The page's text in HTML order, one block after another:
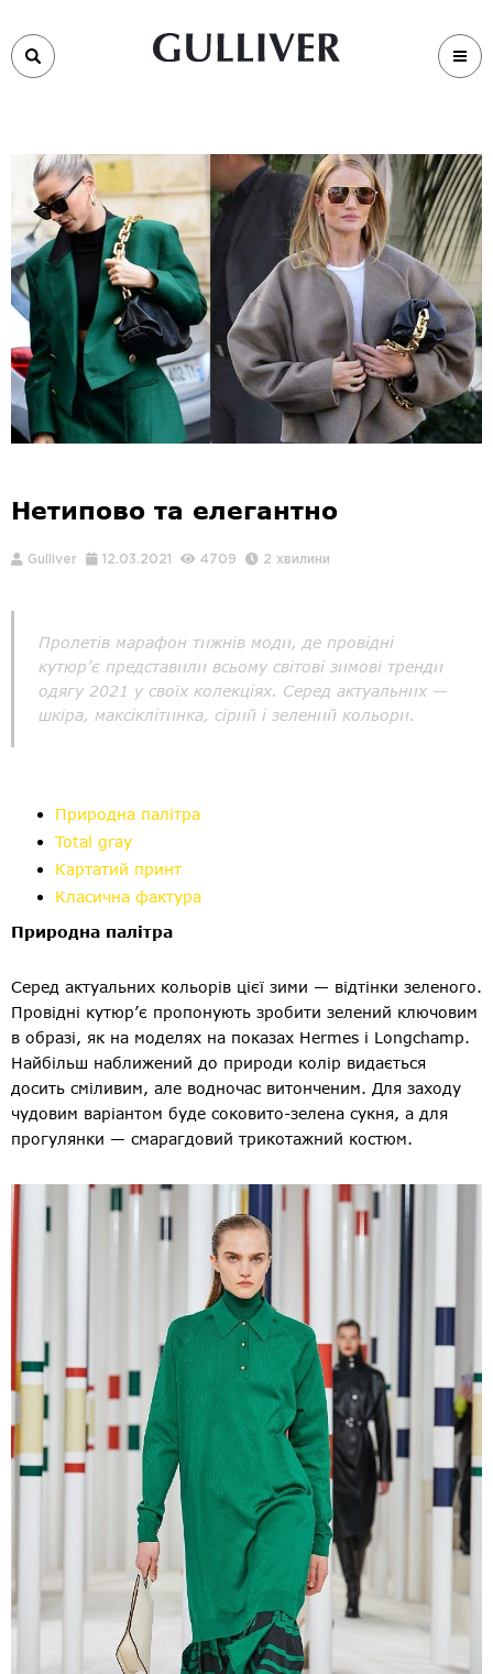
Нетипово та елегантно
Gulliver 12.03.2021 4709 2 хвилини
Пролетів марафон тижнів моди, де провідні
кутюр’є представили всьому світові зимові тренди
одягу 2021 у своїх колекціях. Серед актуальних —
шкіра, максіклітинка, сірий і зелений кольори.
Природна палітра
Total gray
Картатий принт
Класична фактура
Природна палітра
Серед актуальних кольорів цієї зими — відтінки зеленого.
Провідні кутюр’є пропонують зробити зелений ключовим
в образі, як на моделях на показах Hermes і Longchamp.
Найбільш наближений до природи колір видається
досить сміливим, але водночас витонченим. Для заходу
чудовим варіантом буде соковито-зелена сукня, а для
прогулянки — смарагдовий трикотажний костюм.